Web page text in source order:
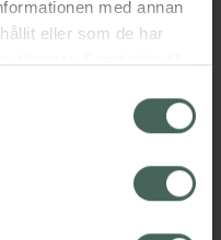
med annan
eller som de har
samtycke påverkar inte
innan återkallelsen.
Visa